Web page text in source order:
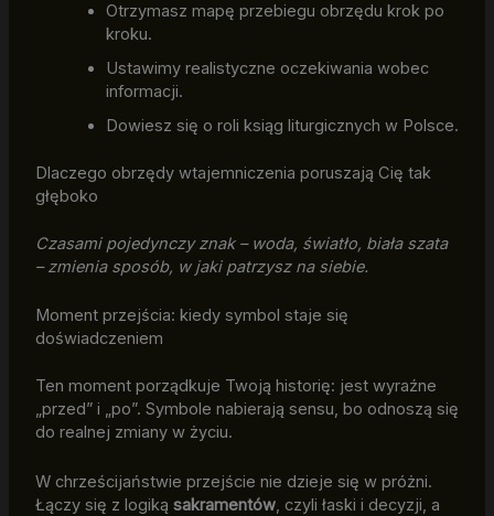
Otrzymasz mapę przebiegu obrzędu krok po
kroku.
Ustawimy realistyczne oczekiwania wobec
informacji.
Dowiesz się o roli ksiąg liturgicznych w Polsce.
Dlaczego obrzędy wtajemniczenia poruszają Cię tak
głęboko
Czasami pojedynczy znak – woda, światło, biała szata
– zmienia sposób, w jaki patrzysz na siebie.
Moment przejścia: kiedy symbol staje się
doświadczeniem
Ten moment porządkuje Twoją historię: jest wyraźne
„przed” i „po”. Symbole nabierają sensu, bo odnoszą się
do realnej zmiany w życiu.
W chrześcijaństwie przejście nie dzieje się w próżni.
Łączy się z logiką sakramentów, czyli łaski i decyzji, a